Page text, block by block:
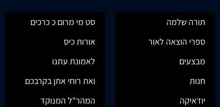
תורה שלמה
ספרי הוצאה לאור
מבצעים
חנות
יודאיקה
סט מי מרום כ כרכים
אורות כיס
לאמונת עתנו
ואת רוחי אתן בקרבכם
המהר"ל המנוקד